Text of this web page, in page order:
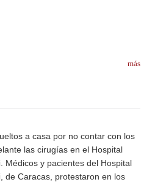
a casa por no contar con los
las cirugías en el Hospital
Médicos y pacientes del Hospital
de Caracas, protestaron en los
más